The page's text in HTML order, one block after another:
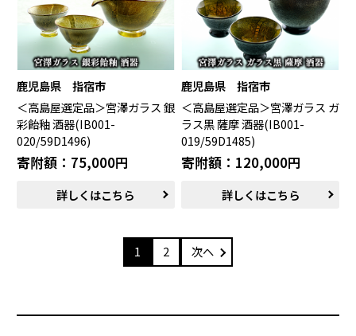
鹿児島県 指宿市
＜高島屋選定品＞宮澤ガラス 銀
彩飴釉 酒器(IB001-
020/59D1496)
寄附額：75,000円
詳しくはこちら
鹿児島県 指宿市
＜高島屋選定品＞宮澤ガラス ガ
ラス黒 薩摩 酒器(IB001-
019/59D1485)
寄附額：120,000円
詳しくはこちら
1 2 次へ